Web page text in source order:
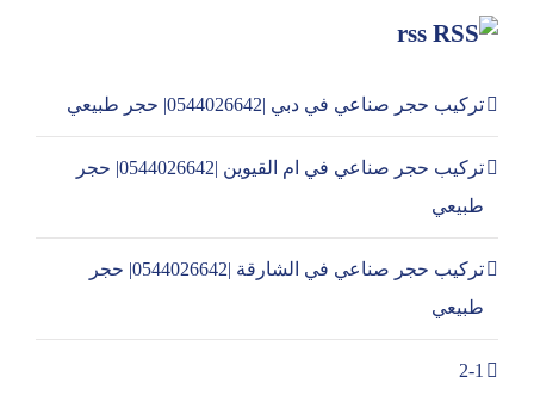
rss
تركيب حجر صناعي في دبي |0544026642| حجر طبيعي
تركيب حجر صناعي في ام القيوين |0544026642| حجر
طبيعي
تركيب حجر صناعي في الشارقة |0544026642| حجر
طبيعي
2-1